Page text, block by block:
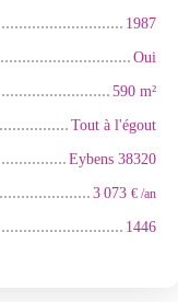
1987
Oui
590 m²
Tout à l'égout
Eybens 38320
3 073 € /an
1446